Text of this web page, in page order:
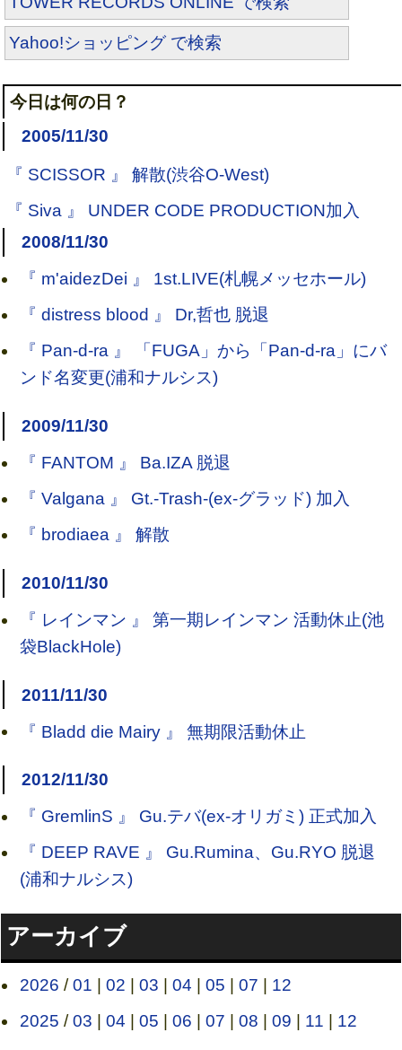
Yahoo!ショッピング で検索
今日は何の日？
2005/11/30
『 SCISSOR 』 解散(渋谷O-West)
『 Siva 』 UNDER CODE PRODUCTION加入
2008/11/30
『 m'aidezDei 』 1st.LIVE(札幌メッセホール)
『 distress blood 』 Dr,哲也 脱退
『 Pan-d-ra 』 「FUGA」から「Pan-d-ra」にバ
ンド名変更(浦和ナルシス)
2009/11/30
『 FANTOM 』 Ba.IZA 脱退
『 Valgana 』 Gt.-Trash-(ex-グラッド) 加入
『 brodiaea 』 解散
2010/11/30
『 レインマン 』 第一期レインマン 活動休止(池
袋BlackHole)
2011/11/30
『 Bladd die Mairy 』 無期限活動休止
2012/11/30
『 GremlinS 』 Gu.テバ(ex-オリガミ) 正式加入
『 DEEP RAVE 』 Gu.Rumina、Gu.RYO 脱退
(浦和ナルシス)
アーカイブ
2026 /01 02 03 04 05 07
12
2025 /03 04 05 06 07 08 09 11
12